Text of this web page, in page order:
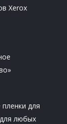
Xerox
для
любых